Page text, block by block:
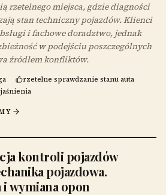
rzetelnego miejsca, gdzie diagności
stan techniczny pojazdów. Klienci
i fachowe doradztwo, jednak
w podejściu poszczególnych
źródłem konfliktów.
rzetelne sprawdzanie stanu auta
kontroli pojazdów
pojazdowa.
wymiana opon